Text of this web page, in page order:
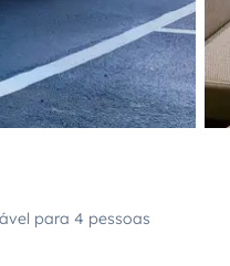
para 4 pessoas